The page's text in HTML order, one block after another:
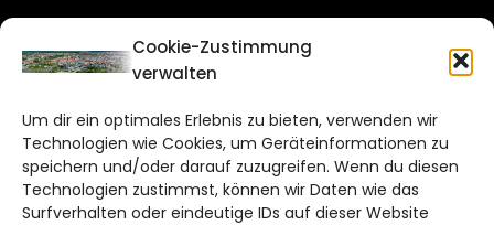
Cookie-Zustimmung
verwalten
Um dir ein optimales Erlebnis zu bieten, verwenden wir
Technologien wie Cookies, um Geräteinformationen zu
speichern und/oder darauf zuzugreifen. Wenn du diesen
Technologien zustimmst, können wir Daten wie das
Surfverhalten oder eindeutige IDs auf dieser Website
CITYLIFE!
Bruchtorwall 12
38100 Braunschweig
Telefon: 0531 387220 – 65